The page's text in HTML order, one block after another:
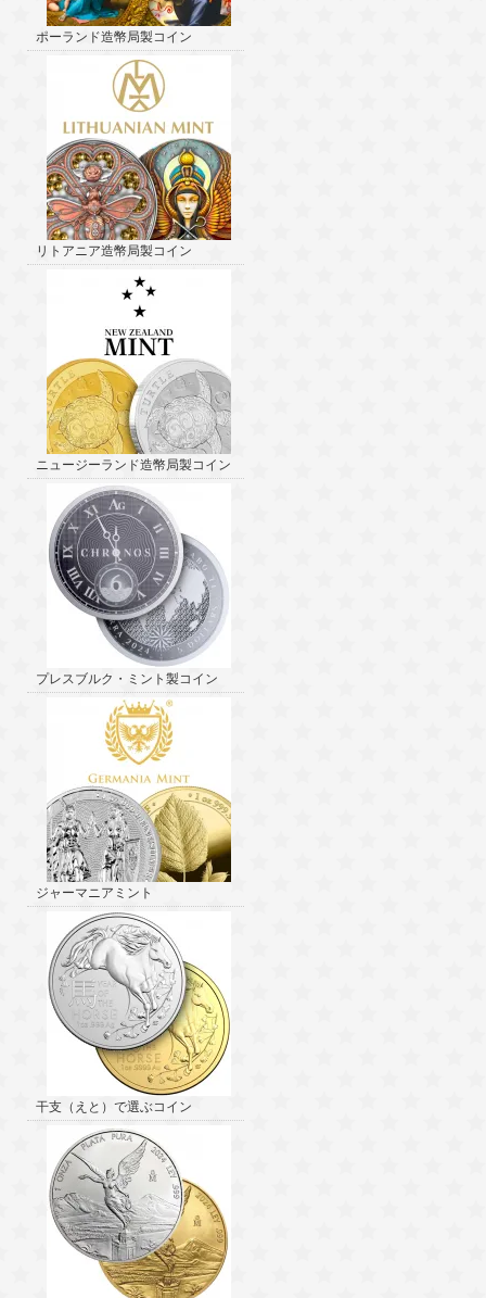
ポーランド造幣局製コイン
リトアニア造幣局製コイン
ニュージーランド造幣局製コイン
プレスブルク・ミント製コイン
ジャーマニアミント
干支（えと）で選ぶコイン